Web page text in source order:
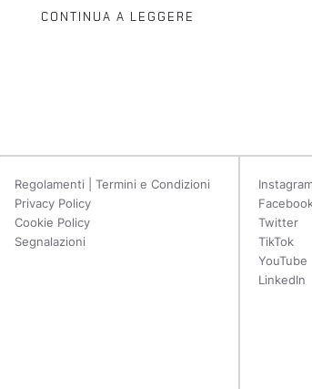
CONTINUA A LEGGERE
Regolamenti | Termini e Condizioni
Privacy Policy
Cookie Policy
Segnalazioni
Twitter
TikTok
YouTube
LinkedIn